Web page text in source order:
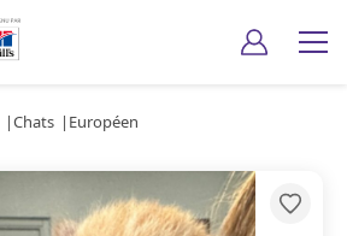
Chats Européen